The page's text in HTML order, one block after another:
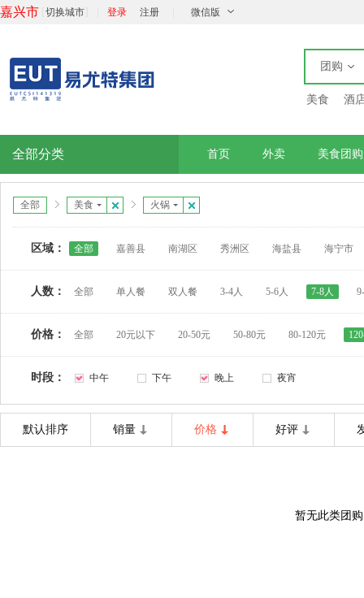
嘉兴市 切换城市 登录 注册 微信版
团购
美食 酒
全部分类 首页 外卖 美食团购
全部 美食 火锅
区域： 全部 嘉善县 南湖区 秀洲区 海盐县 海宁市
人数： 全部 单人餐 双人餐 3-4人 5-6人 7-8人
价格： 全部 20元以下 20-50元 50-80元 80-120元
时段： 中午 下午 晚上 夜宵
默认排序 销量 价格 好评
暂无此类团